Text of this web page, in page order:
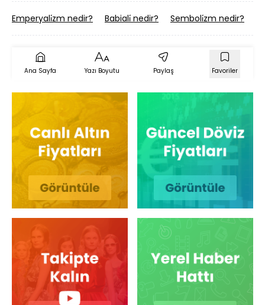
Emperyali̇zm nedir? Babiali̇ nedir? Semboli̇zm nedir?
Ana Sayfa Yazı Boyutu Paylaş Favoriler